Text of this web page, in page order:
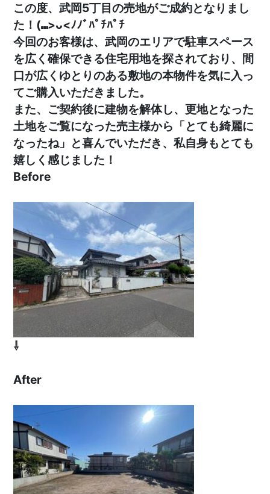
この度、武岡5丁目の売地がご成約となりまし
た！(⑉>ᴗ<ﾉﾉﾞﾊﾟﾁﾊﾟﾁ
今回のお客様は、武岡のエリアで駐車スペース
を広く確保できる住宅用地を探されており、間
口が広くゆとりのある敷地の本物件を気に入っ
てご購入いただきました。
また、ご契約後に建物を解体し、更地となった
土地をご覧になった売主様から「とても綺麗に
なったね」と喜んでいただき、私自身もとても
嬉しく感じました！
Before
⇩
After